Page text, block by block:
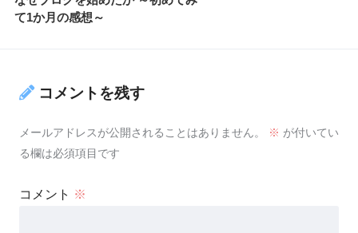
て1か月の感想～
コメントを残す
メールアドレスが公開されることはありません。 ※ が付いてい
る欄は必須項目です
コメント ※